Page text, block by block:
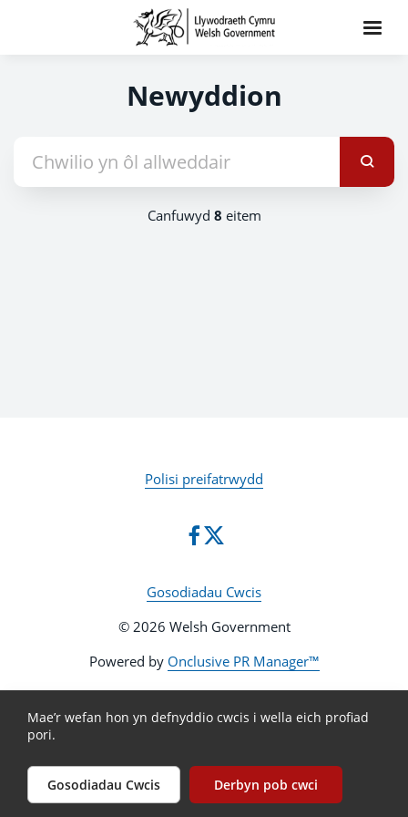
Newyddion
Canfuwyd 8 eitem
Polisi preifatrwydd
Gosodiadau Cwcis
© 2026 Welsh Government
Powered by Onclusive PR Manager™
Mae’r wefan hon yn defnyddio cwcis i wella eich profiad
pori.
Gosodiadau Cwcis Derbyn pob cwci